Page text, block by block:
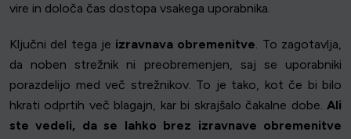
vire in določa čas dostopa vsakega uporabnika.
Ključni del tega je izravnava obremenitve. To zagotavlja,
da noben strežnik ni preobremenjen, saj se uporabniki
porazdelijo med več strežnikov. To je tako, kot če bi bilo
hkrati odprtih več blagajn, kar bi skrajšalo čakalne dobe. Ali
ste vedeli, da se lahko brez izravnave obremenitve